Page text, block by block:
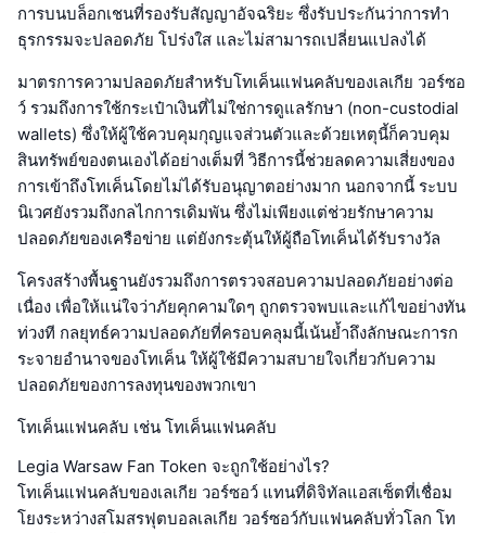
การบนบล็อกเชนที่รองรับสัญญาอัจฉริยะ ซึ่งรับประกันว่าการทำ
ธุรกรรมจะปลอดภัย โปร่งใส และไม่สามารถเปลี่ยนแปลงได้
มาตรการความปลอดภัยสำหรับโทเค็นแฟนคลับของเลเกีย วอร์ซอ
ว์ รวมถึงการใช้กระเป๋าเงินที่ไม่ใช่การดูแลรักษา (non-custodial
wallets) ซึ่งให้ผู้ใช้ควบคุมกุญแจส่วนตัวและด้วยเหตุนี้ก็ควบคุม
สินทรัพย์ของตนเองได้อย่างเต็มที่ วิธีการนี้ช่วยลดความเสี่ยงของ
การเข้าถึงโทเค็นโดยไม่ได้รับอนุญาตอย่างมาก นอกจากนี้ ระบบ
นิเวศยังรวมถึงกลไกการเดิมพัน ซึ่งไม่เพียงแต่ช่วยรักษาความ
ปลอดภัยของเครือข่าย แต่ยังกระตุ้นให้ผู้ถือโทเค็นได้รับรางวัล
โครงสร้างพื้นฐานยังรวมถึงการตรวจสอบความปลอดภัยอย่างต่อ
เนื่อง เพื่อให้แน่ใจว่าภัยคุกคามใดๆ ถูกตรวจพบและแก้ไขอย่างทัน
ท่วงที กลยุทธ์ความปลอดภัยที่ครอบคลุมนี้เน้นย้ำถึงลักษณะการก
ระจายอำนาจของโทเค็น ให้ผู้ใช้มีความสบายใจเกี่ยวกับความ
ปลอดภัยของการลงทุนของพวกเขา
โทเค็นแฟนคลับ เช่น โทเค็นแฟนคลับ
Legia Warsaw Fan Token จะถูกใช้อย่างไร?
โทเค็นแฟนคลับของเลเกีย วอร์ซอว์ แทนที่ดิจิทัลแอสเซ็ตที่เชื่อม
โยงระหว่างสโมสรฟุตบอลเลเกีย วอร์ซอว์กับแฟนคลับทั่วโลก โท